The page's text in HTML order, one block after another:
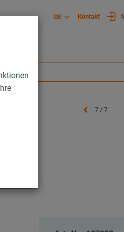
DE Kontakt
7 / 7